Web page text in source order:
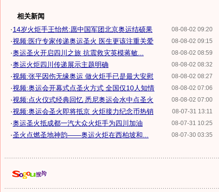
相关新闻
08-08-02 09:20
·14岁火炬手王怡然:愿中国军团北京奥运结硕果
08-08-02 09:15
·视频:医疗专家传递奥运圣火 医生更该注重关爱
08-08-02 08:59
·奥运圣火开启四川之旅 抗震救灾英模蒋敏...
08-08-02 08:32
·奥运火炬四川传递展示主题明确
08-08-02 08:27
·视频:张平因伤无缘奥运 做火炬手已是最大安慰
08-08-02 07:06
·视频:奥运会开幕式点圣火方式 全国仅10人知情
08-08-02 07:00
·视频:点火仪式经典回忆 悉尼奥运会水中点圣火
08-07-31 13:11
·视频:奥运会圣火即将抵京 火炬接力纪念币热销
08-07-31 10:25
·奥运圣火抵成都一汽大众火炬手为四川加油
08-07-30 03:35
·圣火点燃圣地神韵——奥运火炬在西柏坡和...